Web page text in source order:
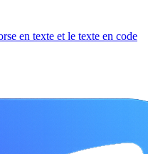
en texte et le texte en code